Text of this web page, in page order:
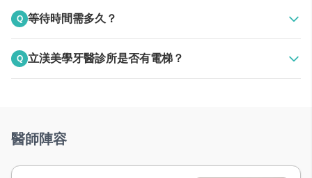
維持最好的空氣品質，疫情期間看牙更放心
飲水機
Q 等待時間需多久？
Q 立渼美學牙醫診所是否有電梯？
醫師陣容